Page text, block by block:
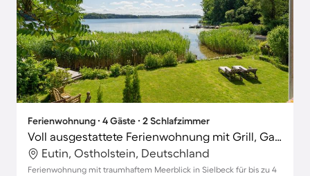
Ferienwohnung ∙ 4 Gäste ∙ 2 Schlafzimmer
Voll ausgestattete Ferienwohnung mit Grill, Garten und Terrasse | Seeblick
Eutin, Ostholstein, Deutschland
Ferienwohnung mit traumhaftem Meerblick in Sielbeck für bis zu 4